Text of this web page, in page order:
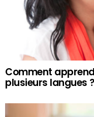
Comment
plusieurs langues ?